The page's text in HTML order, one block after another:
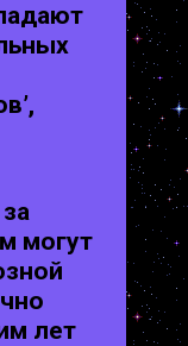
могут
лет